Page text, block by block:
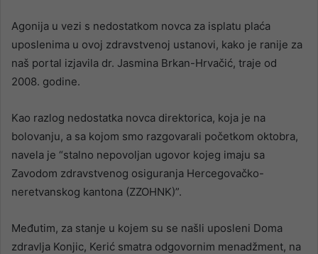
Agonija u vezi s nedostatkom novca za isplatu plaća
uposlenima u ovoj zdravstvenoj ustanovi, kako je ranije za
naš portal izjavila dr. Jasmina Brkan-Hrvačić, traje od
2008. godine.
Kao razlog nedostatka novca direktorica, koja je na
bolovanju, a sa kojom smo razgovarali početkom oktobra,
navela je “stalno nepovoljan ugovor kojeg imaju sa
Zavodom zdravstvenog osiguranja Hercegovačko-
neretvanskog kantona (ZZOHNK)”.
Međutim, za stanje u kojem su se našli uposleni Doma
zdravlja Konjic, Kerić smatra odgovornim menadžment, na